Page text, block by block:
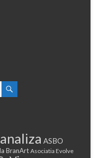
analiza ASBO
BranArt Asociatia Evolve